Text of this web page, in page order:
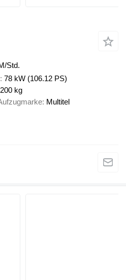
Std.
78 kW (106.12 PS)
200 kg
Multitel